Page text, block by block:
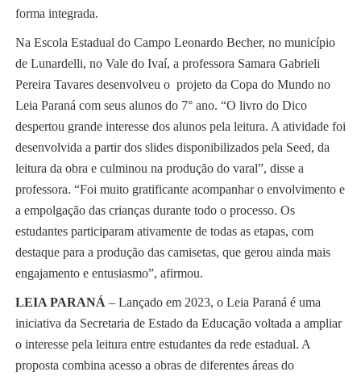
forma integrada.
Na Escola Estadual do Campo Leonardo Becher, no município
de Lunardelli, no Vale do Ivaí, a professora Samara Gabrieli
Pereira Tavares desenvolveu o projeto da Copa do Mundo no
Leia Paraná com seus alunos do 7° ano. “O livro do Dico
despertou grande interesse dos alunos pela leitura. A atividade foi
desenvolvida a partir dos slides disponibilizados pela Seed, da
leitura da obra e culminou na produção do varal”, disse a
professora. “Foi muito gratificante acompanhar o envolvimento e
a empolgação das crianças durante todo o processo. Os
estudantes participaram ativamente de todas as etapas, com
destaque para a produção das camisetas, que gerou ainda mais
engajamento e entusiasmo”, afirmou.
LEIA PARANÁ – Lançado em 2023, o Leia Paraná é uma
iniciativa da Secretaria de Estado da Educação voltada a ampliar
o interesse pela leitura entre estudantes da rede estadual. A
proposta combina acesso a obras de diferentes áreas do